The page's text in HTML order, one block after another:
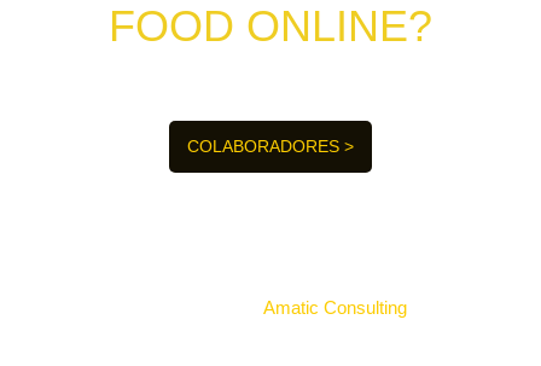
FOOD ONLINE?
COLABORADORES >
Amatic Consulting